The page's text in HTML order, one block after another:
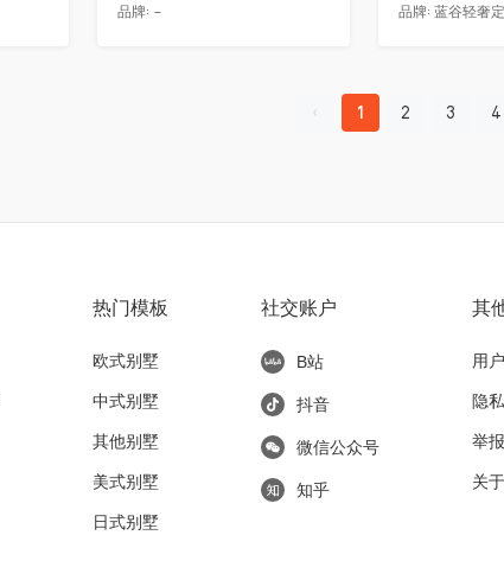
品牌: - 品牌: 蓝谷轻奢
1 2 3 4
热门模板
欧式别墅
中式别墅
其他别墅
美式别墅
日式别墅
社交账户
B站
抖音
微信公众号
知乎
其
用
隐
举报
关